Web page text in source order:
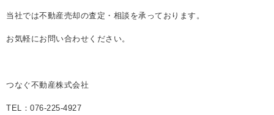
当社では不動産売却の査定・相談を承っております。
お気軽にお問い合わせください。
つなぐ不動産株式会社
TEL：076-225-4927